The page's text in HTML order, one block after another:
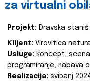
za virtualni
Projekt: Dravska
Klijent: Virovitica
Usluge: koncept,
programiranje, nabava
Realizacija: svibanj